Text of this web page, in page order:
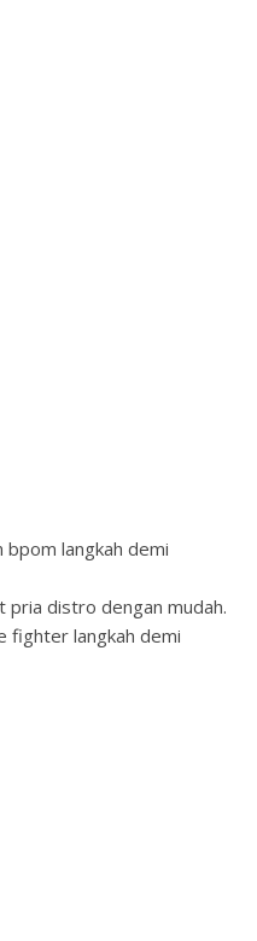
bpom langkah demi
pria distro dengan mudah.
fighter langkah demi